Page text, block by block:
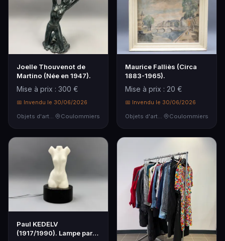
Joelle Thouvenot de
Martino (Née en 1947).
Mise à prix : 300 €
📅 Invendu le 30/06/2026
Objets d'art & Curiosités
Coulommiers
Maurice Falliès (Circa
1883-1965).
Mise à prix : 20 €
📅 Invendu le 30/06/2026
Objets d'art & Curiosités
Coulommiers
Paul KEDELV
(1917/1990). Lampe par